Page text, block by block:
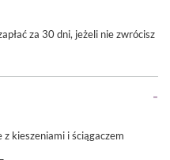
za 30 dni, jeżeli nie zwrócisz
kieszeniami i ściągaczem